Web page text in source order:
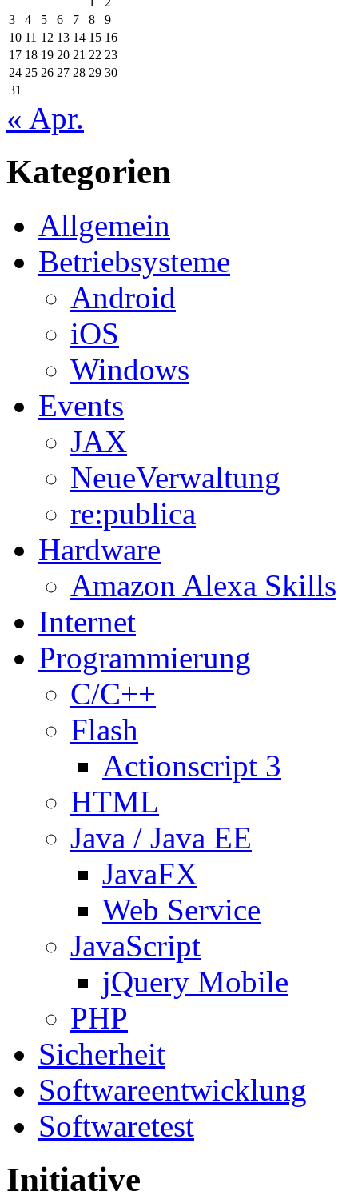
3
4 5 6 7 8
9
10 11 12 13 14 15 16
17 18 19 20 21 22 23
24 25 26 27 28 29 30
31
« Apr.
Kategorien
Allgemein
Betriebsysteme
Android
iOS
Windows
Events
JAX
NeueVerwaltung
re:publica
Hardware
Amazon Alexa Skills
Internet
Programmierung
C/C++
Flash
Actionscript 3
HTML
Java / Java EE
JavaFX
Web Service
JavaScript
jQuery Mobile
PHP
Sicherheit
Softwareentwicklung
Softwaretest
Initiative